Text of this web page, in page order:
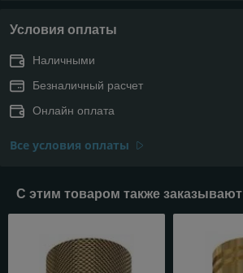
Условия оплаты
Наличными
Безналичный расчет
Онлайн оплата
Все условия оплаты
С этим товаром также заказывают